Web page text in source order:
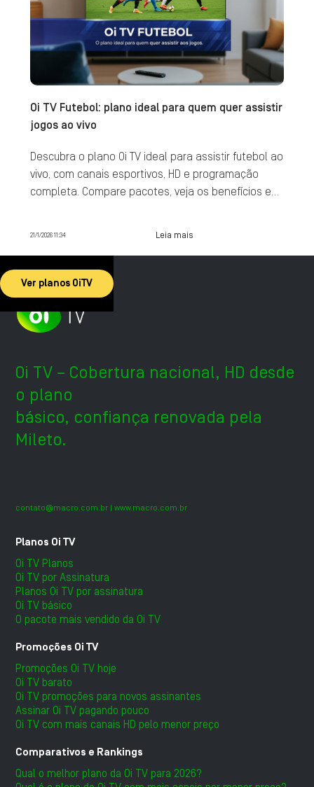
Oi TV Futebol: plano ideal para quem quer assistir
jogos ao vivo
Descubra o plano Oi TV ideal para assistir futebol ao
vivo, com canais esportivos, HD e programação
completa. Compare pacotes, veja os benefícios e
21/1/2026 11:34 Leia mais
Ver planos OiTV
Oi TV – Cobertura nacional, HD desde
o plano
básico, confiança renovada pela
Mileto.
contato@macro.com.br | www.macro.com.br
Planos Oi TV
Oi TV Planos
Oi TV por Assinatura
Planos Oi TV por assinatura
Oi TV básico
O pacote mais vendido da Oi TV
Promoções Oi TV
Promoções Oi TV hoje
Oi TV barato
Oi TV promoções para novos assinantes
Assinar Oi TV pagando pouco
Oi TV com mais canais HD pelo menor preço
Comparativos e Rankings
Qual o melhor plano da Oi TV para 2026?